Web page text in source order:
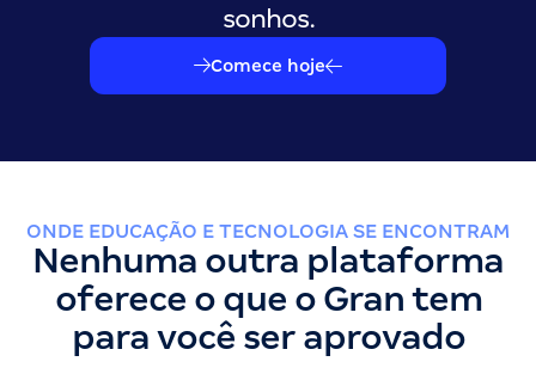
sonhos.
Comece hoje
ONDE EDUCAÇÃO E TECNOLOGIA SE ENCONTRAM
Nenhuma outra plataforma
oferece o que o Gran tem
para você ser aprovado